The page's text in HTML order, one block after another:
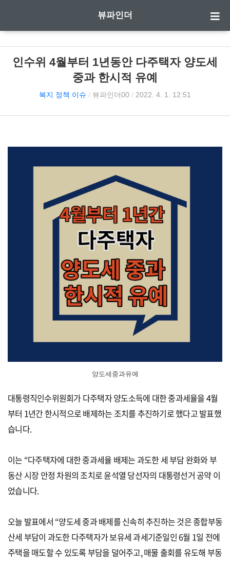
뷰파인더
인수위 4월부터 1년동안 다주택자 양도세
중과 한시적 유예
복지 정책 이슈 / 뷰파인더00 / 2022. 4. 1. 12:51
양도세중과유예
대통령직인수위원회가 다주택자 양도소득에 대한 중과세율을 4월
부터 1년간 한시적으로 배제하는 조치를 추진하기로 했다고 발표했
습니다.
이는 “다주택자에 대한 중과세율 배제는 과도한 세 부담 완화와 부
동산 시장 안정 차원의 조치로 윤석열 당선자의 대통령선거 공약 이
었습니다.
오늘 발표에서 “양도세 중과 배제를 신속히 추진하는 것은 종합부동
산세 부담이 과도한 다주택자가 보유세 과세기준일인 6월 1일 전에
주택을 매도할 수 있도록 부담을 덜어주고, 매물 출회를 유도해 부동